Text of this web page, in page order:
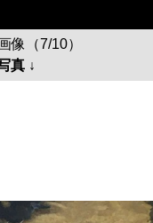
像（7/10）
真 ↓